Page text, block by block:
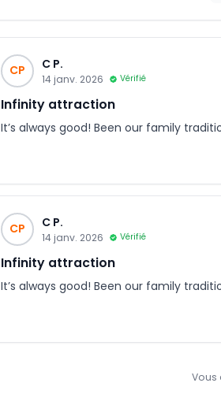
CP C P.
14 janv. 2026 Vérifié
Infinity attraction
It’s always good! Been our family
CP C P.
14 janv. 2026 Vérifié
Infinity attraction
It’s always good! Been our family
Vous